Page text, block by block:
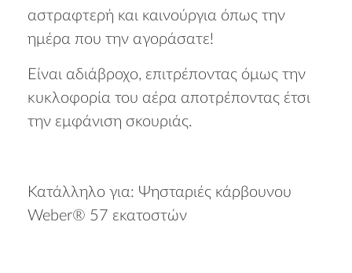
αστραφτερή και καινούργια όπως την
ημέρα που την αγοράσατε!
Είναι αδιάβροχο, επιτρέποντας όμως την
κυκλοφορία του αέρα αποτρέποντας έτσι
την εμφάνιση σκουριάς.
Κατάλληλο για: Ψησταριές κάρβουνου
Weber® 57 εκατοστών